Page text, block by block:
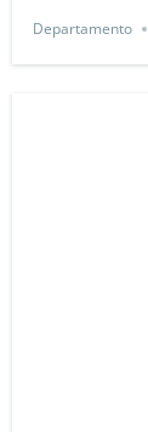
Departamento